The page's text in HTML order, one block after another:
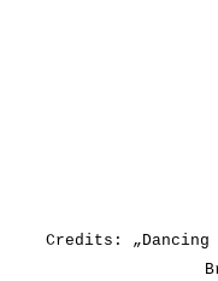
Credits: „Dancing